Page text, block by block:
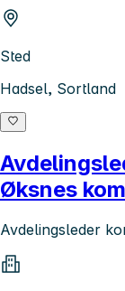
Sted
Hadsel, Sortland
Øksnes
Avdelingsleder